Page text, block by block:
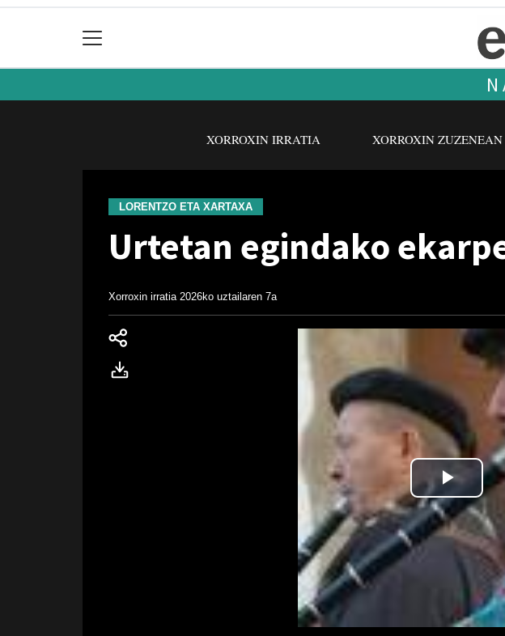
XORROXIN IRRATIA XORROXIN ZUZENEAN
LORENTZO ETA XARTAXA
Urtetan egindako
Xorroxin irratia 2026ko uztailaren 7a